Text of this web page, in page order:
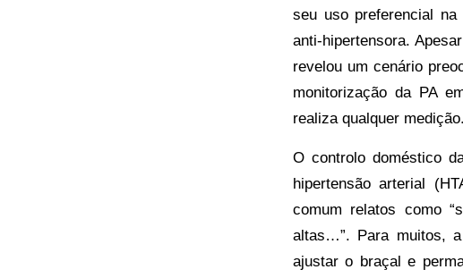
seu uso preferencial
anti-hipertensora.
revelou um cenário
monitorização da PA
realiza qualquer medição.
O controlo doméstico
hipertensão arterial
comum relatos como
altas…”. Para muitos,
ajustar o braçal e